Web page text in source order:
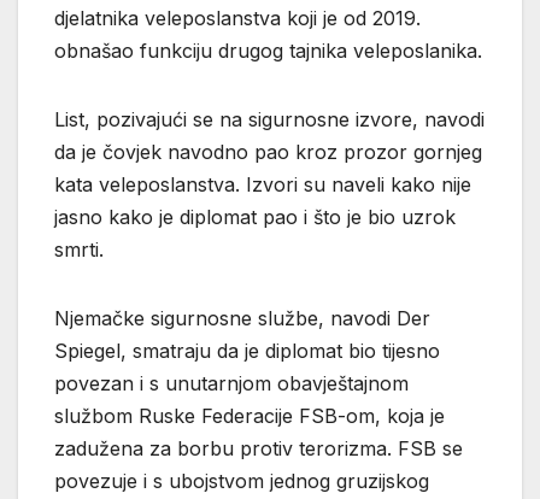
djelatnika veleposlanstva koji je od 2019.
obnašao funkciju drugog tajnika veleposlanika.
List, pozivajući se na sigurnosne izvore, navodi
da je čovjek navodno pao kroz prozor gornjeg
kata veleposlanstva. Izvori su naveli kako nije
jasno kako je diplomat pao i što je bio uzrok
smrti.
Njemačke sigurnosne službe, navodi Der
Spiegel, smatraju da je diplomat bio tijesno
povezan i s unutarnjom obavještajnom
službom Ruske Federacije FSB-om, koja je
zadužena za borbu protiv terorizma. FSB se
povezuje i s ubojstvom jednog gruzijskog